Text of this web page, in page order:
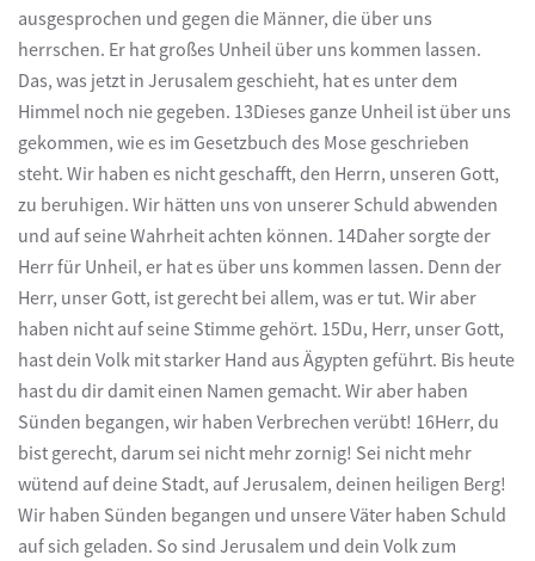
ausgesprochen und gegen die Männer, die über uns
herrschen. Er hat großes Unheil über uns kommen lassen.
Das, was jetzt in Jerusalem geschieht, hat es unter dem
Himmel noch nie gegeben. 13Dieses ganze Unheil ist über uns
gekommen, wie es im Gesetzbuch des Mose geschrieben
steht. Wir haben es nicht geschafft, den Herrn, unseren Gott,
zu beruhigen. Wir hätten uns von unserer Schuld abwenden
und auf seine Wahrheit achten können. 14Daher sorgte der
Herr für Unheil, er hat es über uns kommen lassen. Denn der
Herr, unser Gott, ist gerecht bei allem, was er tut. Wir aber
haben nicht auf seine Stimme gehört. 15Du, Herr, unser Gott,
hast dein Volk mit starker Hand aus Ägypten geführt. Bis heute
hast du dir damit einen Namen gemacht. Wir aber haben
Sünden begangen, wir haben Verbrechen verübt! 16Herr, du
bist gerecht, darum sei nicht mehr zornig! Sei nicht mehr
wütend auf deine Stadt, auf Jerusalem, deinen heiligen Berg!
Wir haben Sünden begangen und unsere Väter haben Schuld
auf sich geladen. So sind Jerusalem und dein Volk zum